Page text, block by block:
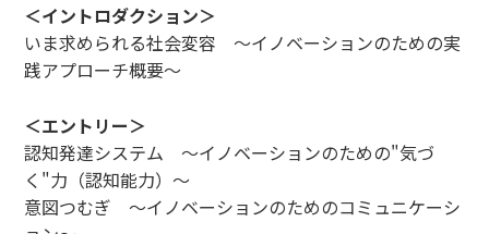
＜イントロダクション＞
いま求められる社会変容 ～イノベーションのための実
践アプローチ概要～
＜エントリー＞
認知発達システム ～イノベーションのための"気づ
く"力（認知能力）～
意図つむぎ ～イノベーションのためのコミュニケーシ